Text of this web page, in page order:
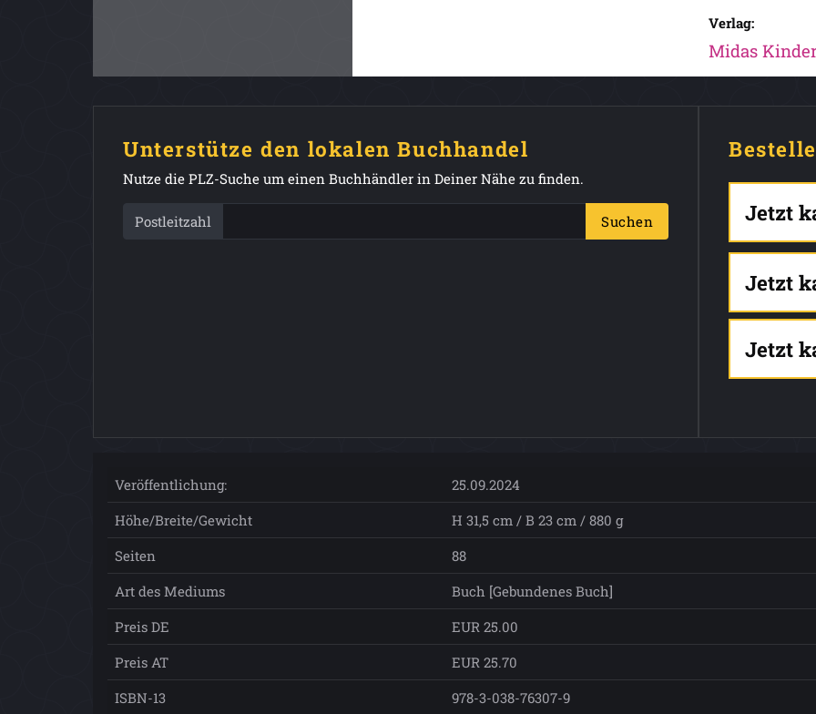
Verlag:
Midas
Unterstütze den lokalen Buchhandel
Nutze die PLZ-Suche um einen Buchhändler in Deiner Nähe zu finden.
Postleitzahl Suchen Jetzt
Jetzt
Jetzt
Veröffentlichung:
25.09.2024
Höhe/Breite/Gewicht
H 31,5 cm / B 23 cm / 880 g
Seiten
88
Art des Mediums
Buch [Gebundenes Buch]
Preis DE
EUR 25.00
Preis AT
EUR 25.70
ISBN-13
978-3-038-76307-9